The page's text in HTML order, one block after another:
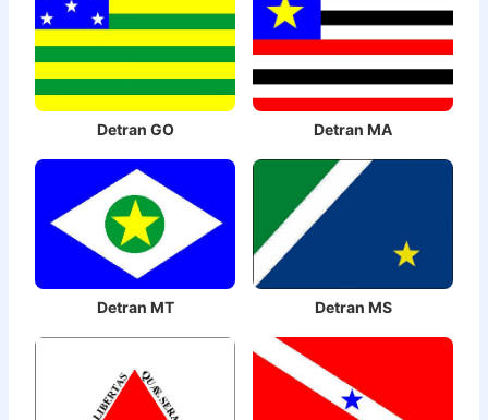
Detran GO Detran MA
Detran MT Detran MS